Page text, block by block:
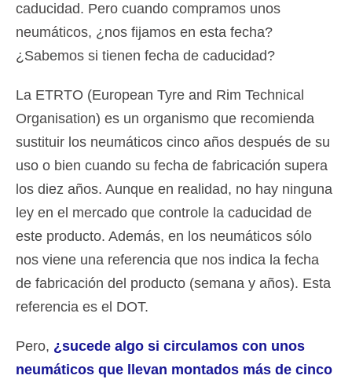
caducidad. Pero cuando compramos unos
neumáticos, ¿nos fijamos en esta fecha?
¿Sabemos si tienen fecha de caducidad?
La ETRTO (European Tyre and Rim Technical
Organisation) es un organismo que recomienda
sustituir los neumáticos cinco años después de su
uso o bien cuando su fecha de fabricación supera
los diez años. Aunque en realidad, no hay ninguna
ley en el mercado que controle la caducidad de
este producto. Además, en los neumáticos sólo
nos viene una referencia que nos indica la fecha
de fabricación del producto (semana y años). Esta
referencia es el DOT.
Pero, ¿sucede algo si circulamos con unos
neumáticos que llevan montados más de cinco